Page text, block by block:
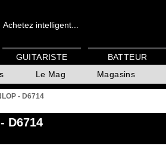
Achetez intelligent...
Le Mag Magasins
GUITARISTE BATTEUR
- D6714
- D6714